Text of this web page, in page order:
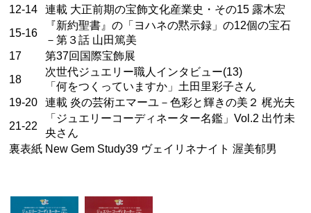
12-14
連載 大正前期の宝飾文化産業史・その15 露木宏
15-16
『新約聖書』の「ヨハネの黙示録」の12個の宝石
－第３話 山田篤美
17
第37回国際宝飾展
18
次世代ジュエリー職人インタビュー(13)
「何をつくっていますか」土田里彩子さん
19-20
連載 炎の芸術エマーユ－色彩と輝きの美２ 梶光夫
21-22
「ジュエリーコーディネーター名鑑」Vol.2 出竹未
央さん
裏表紙 New Gem Study39 ヴェイリネナイト 渥美郁男